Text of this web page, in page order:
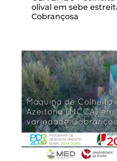
olival em sebe
Cobrançosa